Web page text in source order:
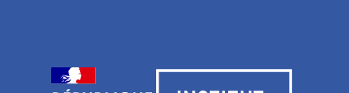
Visiter le site de l’Institut français